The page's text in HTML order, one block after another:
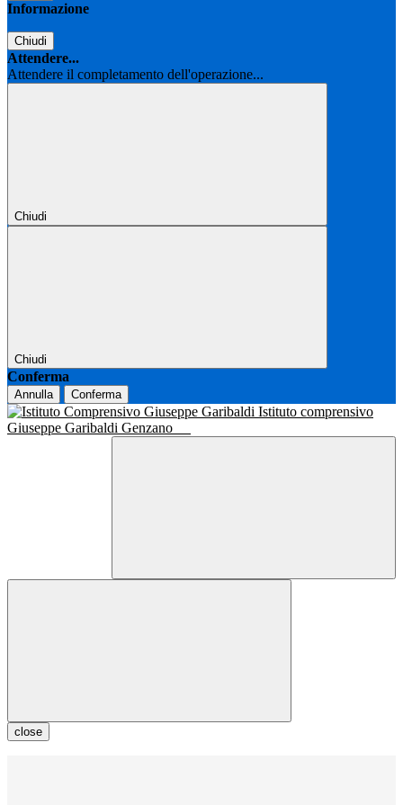
Informazione
Chiudi
Attendere...
Attendere il completamento dell'operazione...
Chiudi
Chiudi
Conferma
Annulla Conferma
Istituto comprensivo
Giuseppe Garibaldi Genzano
close